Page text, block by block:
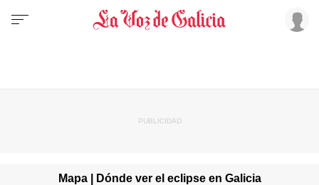
Mapa | Dónde ver el eclipse en Galicia